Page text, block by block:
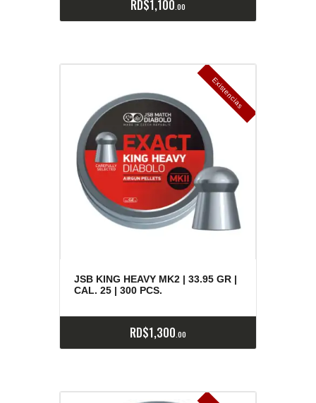
RD$1,100 00
E
x
is
t
e
n
c
ia
s
a
g
o
t
a
d
a
s
JSB KING HEAVY MK2 | 33.95 GR |
CAL. 25 | 300 PCS.
RD$1,300 00